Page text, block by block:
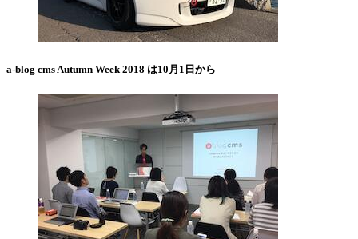
a-blog cms Autumn Week 2018 は10月1日から